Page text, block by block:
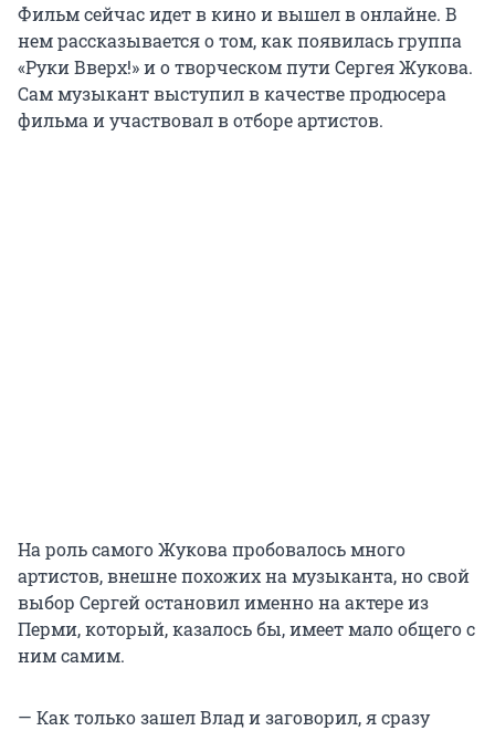
Фильм сейчас идет в кино и вышел в онлайне. В
нем рассказывается о том, как появилась группа
«Руки Вверх!» и о творческом пути Сергея Жукова.
Сам музыкант выступил в качестве продюсера
фильма и участвовал в отборе артистов.
На роль самого Жукова пробовалось много
артистов, внешне похожих на музыканта, но свой
выбор Сергей остановил именно на актере из
Перми, который, казалось бы, имеет мало общего с
ним самим.
— Как только зашел Влад и заговорил, я сразу